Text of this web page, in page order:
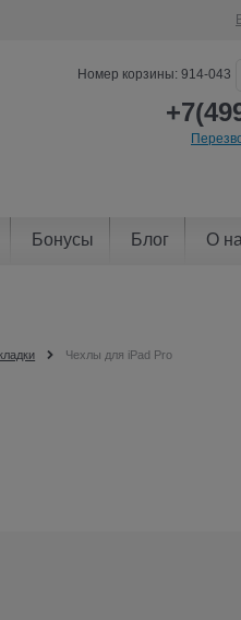
Номер корзины: 914-043
Бонусы Блог О
Чехлы для iPad Pro